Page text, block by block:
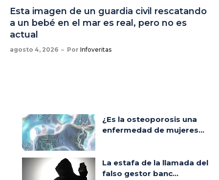
Esta imagen de un guardia civil rescatando
a un bebé en el mar es real, pero no es
actual
agosto 4, 2026 Por Infoveritas
¿Es la osteoporosis una
enfermedad de mujeres...
La estafa de la llamada del
falso gestor banc...